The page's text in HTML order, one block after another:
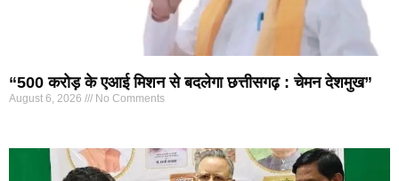
“500 करोड़ के एआई मिशन से बदलेगा छत्तीसगढ़ : चेमन देशमुख”
August 6, 2026 No Comments